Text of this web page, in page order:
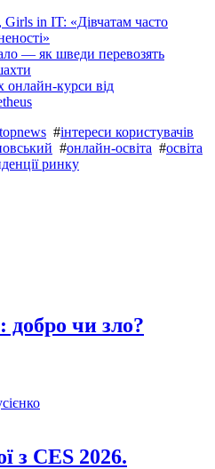
in IT: «Дівчатам часто
— як шведи перевозять
онлайн-курси від
topnews #інтереси користувачів
#онлайн-освіта #освіта
ринку
чи зло?
з CES 2026.